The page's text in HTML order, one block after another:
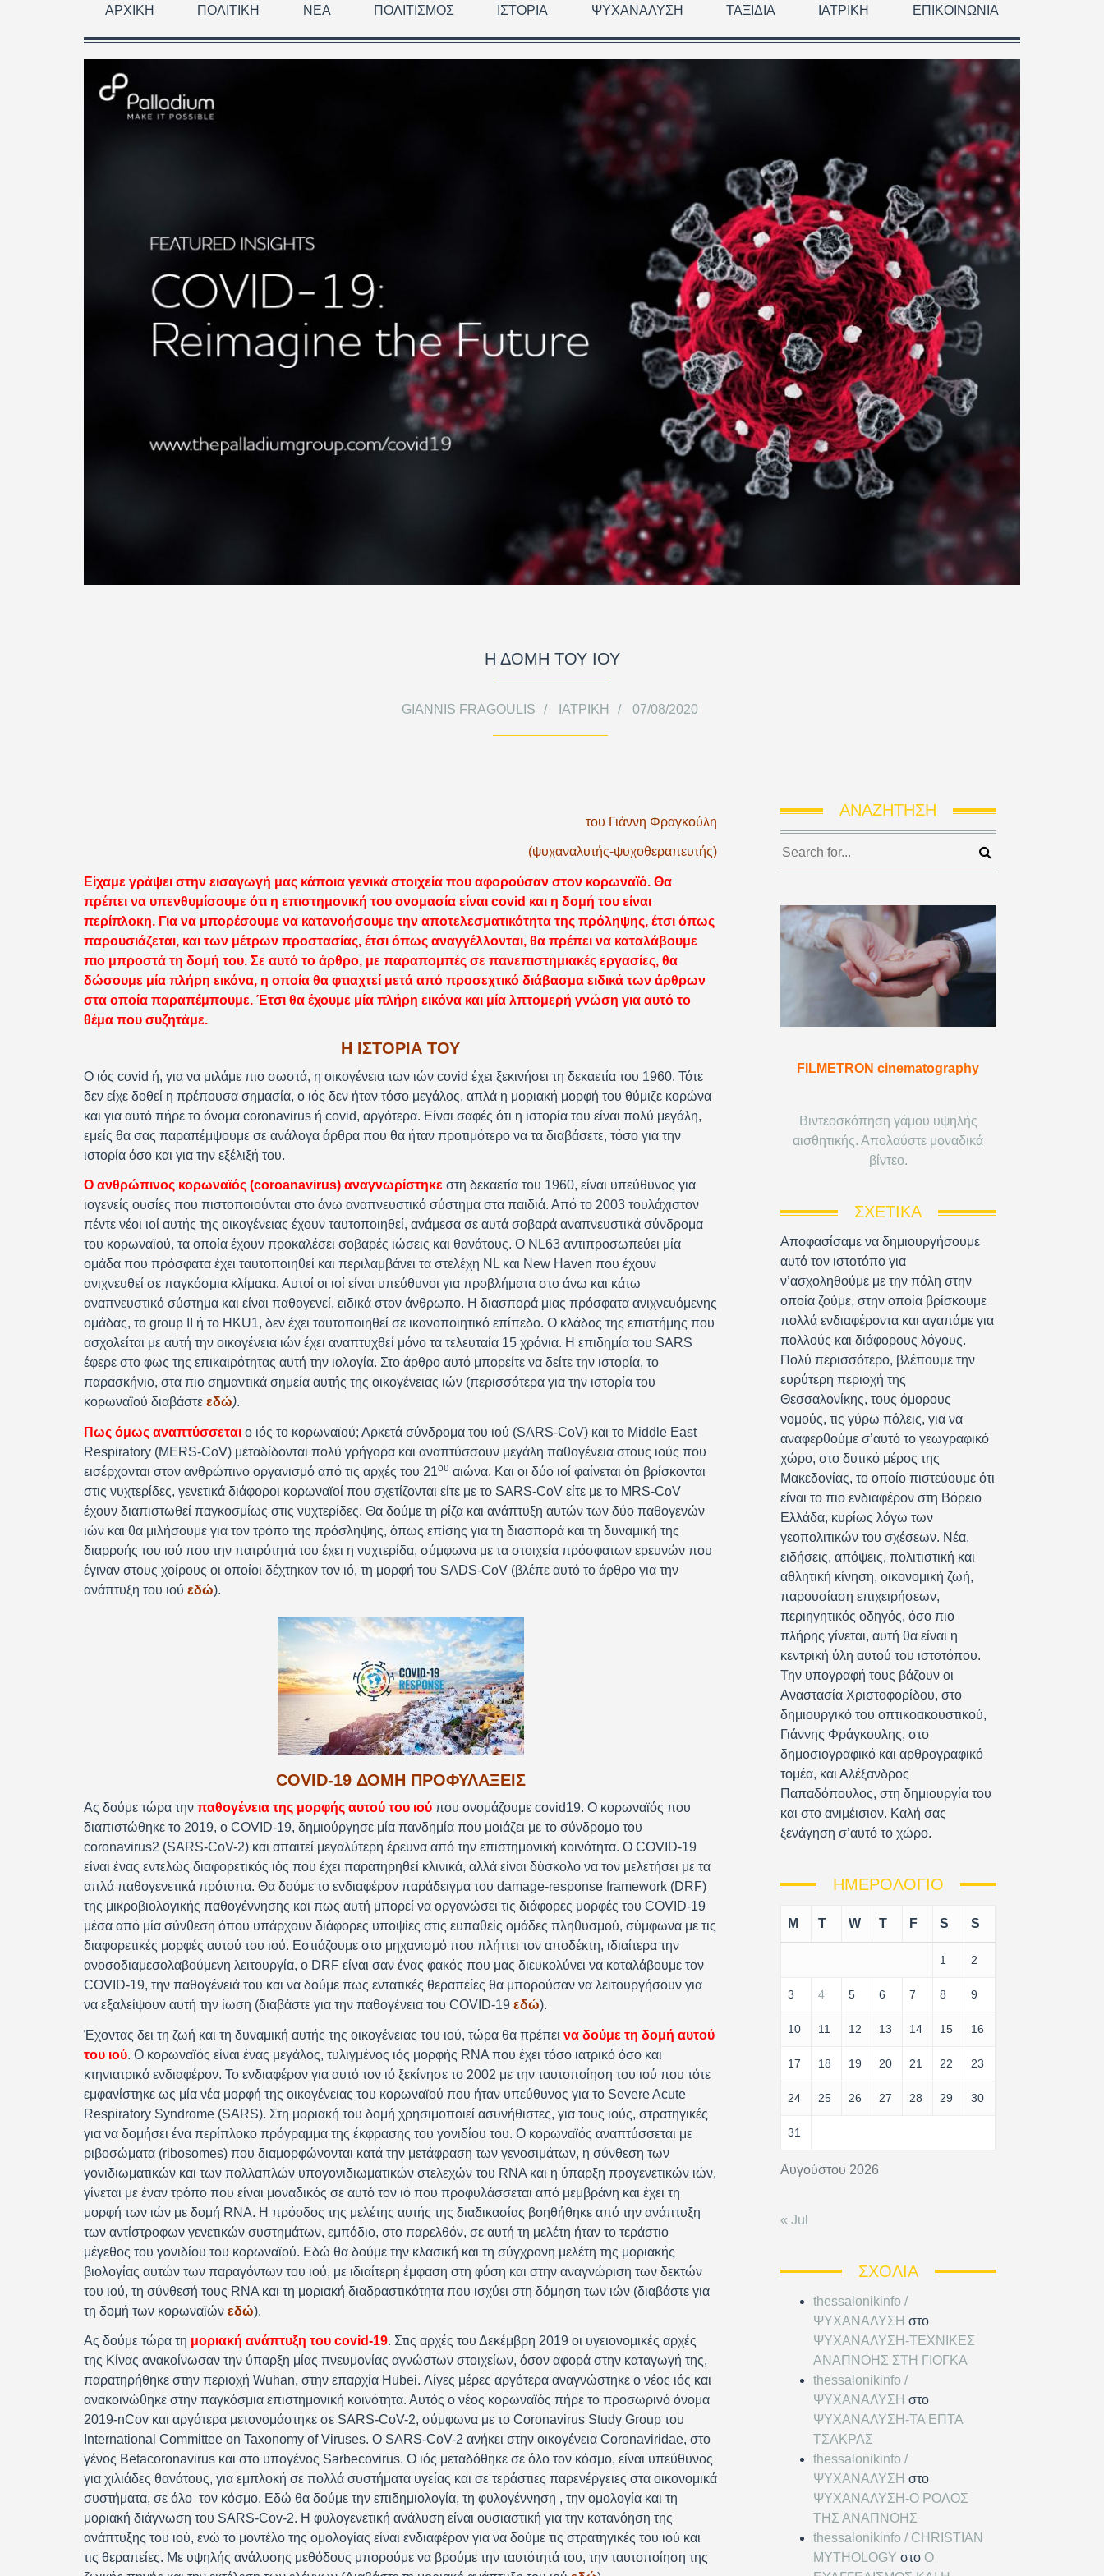
ΑΡΧΙΚΉ ΠΟΛΙΤΙΚΉ ΝΈΑ ΠΟΛΙΤΙΣΜΌΣ ΙΣΤΟΡΊΑ ΨΥΧΑΝΆΛΥΣΗ ΤΑΞΊΔΙΑ ΙΑΤΡΙΚΉ ΕΠΙΚΟΙΝΩΝΊΑ
Η ΔΟΜΗ ΤΟΥ ΙΟΥ
GIANNIS FRAGOULIS ΙΑΤΡΙΚΉ 07/08/2020
του Γιάννη Φραγκούλη
(ψυχαναλυτής-ψυχοθεραπευτής)
Είχαμε γράψει στην εισαγωγή μας κάποια γενικά στοιχεία που αφορούσαν στον κορωναϊό. Θα
πρέπει να υπενθυμίσουμε ότι η επιστημονική του ονομασία είναι covid και η δομή του είναι
περίπλοκη. Για να μπορέσουμε να κατανοήσουμε την αποτελεσματικότητα της πρόληψης, έτσι όπως
παρουσιάζεται, και των μέτρων προστασίας, έτσι όπως αναγγέλλονται, θα πρέπει να καταλάβουμε
πιο μπροστά τη δομή του. Σε αυτό το άρθρο, με παραπομπές σε πανεπιστημιακές εργασίες, θα
δώσουμε μία πλήρη εικόνα, η οποία θα φτιαχτεί μετά από προσεχτικό διάβασμα ειδικά των άρθρων
στα οποία παραπέμπουμε. Έτσι θα έχουμε μία πλήρη εικόνα και μία λπτομερή γνώση για αυτό το
θέμα που συζητάμε.
Η ΙΣΤΟΡΙΑ ΤΟΥ
Ο ιός covid ή, για να μιλάμε πιο σωστά, η οικογένεια των ιών covid έχει ξεκινήσει τη δεκαετία του 1960. Τότε
δεν είχε δοθεί η πρέπουσα σημασία, ο ιός δεν ήταν τόσο μεγάλος, απλά η μοριακή μορφή του θύμιζε κορώνα
και για αυτό πήρε το όνομα coronavirus ή covid, αργότερα. Είναι σαφές ότι η ιστορία του είναι πολύ μεγάλη,
εμείς θα σας παραπέμψουμε σε ανάλογα άρθρα που θα ήταν προτιμότερο να τα διαβάσετε, τόσο για την
ιστορία όσο και για την εξέλιξή του.
Ο ανθρώπινος κορωναϊός (coroanavirus) αναγνωρίστηκε στη δεκαετία του 1960, είναι υπεύθυνος για
ιογενείς ουσίες που πιστοποιούνται στο άνω αναπνευστικό σύστημα στα παιδιά. Από το 2003 τουλάχιστον
πέντε νέοι ιοί αυτής της οικογένειας έχουν ταυτοποιηθεί, ανάμεσα σε αυτά σοβαρά αναπνευστικά σύνδρομα
του κορωναϊού, τα οποία έχουν προκαλέσει σοβαρές ιώσεις και θανάτους. Ο NL63 αντιπροσωπεύει μία
ομάδα που πρόσφατα έχει ταυτοποιηθεί και περιλαμβάνει τα στελέχη NL και New Haven που έχουν
ανιχνευθεί σε παγκόσμια κλίμακα. Αυτοί οι ιοί είναι υπεύθυνοι για προβλήματα στο άνω και κάτω
αναπνευστικό σύστημα και είναι παθογενεί, ειδικά στον άνθρωπο. Η διασπορά μιας πρόσφατα ανιχνευόμενης
ομάδας, το group II ή το HKU1, δεν έχει ταυτοποιηθεί σε ικανοποιητικό επίπεδο. Ο κλάδος της επιστήμης που
ασχολείται με αυτή την οικογένεια ιών έχει αναπτυχθεί μόνο τα τελευταία 15 χρόνια. Η επιδημία του SARS
έφερε στο φως της επικαιρότητας αυτή την ιολογία. Στο άρθρο αυτό μπορείτε να δείτε την ιστορία, το
παρασκήνιο, στα πιο σημαντικά σημεία αυτής της οικογένειας ιών (περισσότερα για την ιστορία του
κορωναϊού διαβάστε εδώ).
Πως όμως αναπτύσσεται ο ιός το κορωναϊού; Αρκετά σύνδρομα του ιού (SARS-CoV) και το Middle East
Respiratory (MERS-CoV) μεταδίδονται πολύ γρήγορα και αναπτύσσουν μεγάλη παθογένεια στους ιούς που
εισέρχονται στον ανθρώπινο οργανισμό από τις αρχές του 21ου αιώνα. Και οι δύο ιοί φαίνεται ότι βρίσκονται
στις νυχτερίδες, γενετικά διάφοροι κορωναϊοί που σχετίζονται είτε με το SARS-CoV είτε με το MRS-CoV
έχουν διαπιστωθεί παγκοσμίως στις νυχτερίδες. Θα δούμε τη ρίζα και ανάπτυξη αυτών των δύο παθογενών
ιών και θα μιλήσουμε για τον τρόπο της πρόσληψης, όπως επίσης για τη διασπορά και τη δυναμική της
διαρροής του ιού που την πατρότητά του έχει η νυχτερίδα, σύμφωνα με τα στοιχεία πρόσφατων ερευνών που
έγιναν στους χοίρους οι οποίοι δέχτηκαν τον ιό, τη μορφή του SADS-CoV (βλέπε αυτό το άρθρο για την
ανάπτυξη του ιού εδώ).
COVID-19 ΔΟΜΗ ΠΡΟΦΥΛΑΞΕΙΣ
Ας δούμε τώρα την παθογένεια της μορφής αυτού του ιού που ονομάζουμε covid19. Ο κορωναϊός που
διαπιστώθηκε το 2019, ο COVID-19, δημιούργησε μία πανδημία που μοιάζει με το σύνδρομο του
coronavirus2 (SARS-CoV-2) και απαιτεί μεγαλύτερη έρευνα από την επιστημονική κοινότητα. Ο COVID-19
είναι ένας εντελώς διαφορετικός ιός που έχει παρατηρηθεί κλινικά, αλλά είναι δύσκολο να τον μελετήσει με τα
απλά παθογενετικά πρότυπα. Θα δούμε το ενδιαφέρον παράδειγμα του damage-response framework (DRF)
της μικροβιολογικής παθογέννησης και πως αυτή μπορεί να οργανώσει τις διάφορες μορφές του COVID-19
μέσα από μία σύνθεση όπου υπάρχουν διάφορες υποψίες στις ευπαθείς ομάδες πληθυσμού, σύμφωνα με τις
διαφορετικές μορφές αυτού του ιού. Εστιάζουμε στο μηχανισμό που πλήττει τον αποδέκτη, ιδιαίτερα την
ανοσοδιαμεσολαβούμενη λειτουργία, ο DRF είναι σαν ένας φακός που μας διευκολύνει να καταλάβουμε τον
COVID-19, την παθογένειά του και να δούμε πως εντατικές θεραπείες θα μπορούσαν να λειτουργήσουν για
να εξαλείψουν αυτή την ίωση (διαβάστε για την παθογένεια του COVID-19 εδώ).
Έχοντας δει τη ζωή και τη δυναμική αυτής της οικογένειας του ιού, τώρα θα πρέπει να δούμε τη δομή αυτού
του ιού. Ο κορωναϊός είναι ένας μεγάλος, τυλιγμένος ιός μορφής RNA που έχει τόσο ιατρικό όσο και
κτηνιατρικό ενδιαφέρον. Το ενδιαφέρον για αυτό τον ιό ξεκίνησε το 2002 με την ταυτοποίηση του ιού που τότε
εμφανίστηκε ως μία νέα μορφή της οικογένειας του κορωναϊού που ήταν υπεύθυνος για το Severe Acute
Respiratory Syndrome (SARS). Στη μοριακή του δομή χρησιμοποιεί ασυνήθιστες, για τους ιούς, στρατηγικές
για να δομήσει ένα περίπλοκο πρόγραμμα της έκφρασης του γονιδίου του. Ο κορωναϊός αναπτύσσεται με
ριβοσώματα (ribosomes) που διαμορφώνονται κατά την μετάφραση των γενοσιμάτων, η σύνθεση των
γονιδιωματικών και των πολλαπλών υπογονιδιωματικών στελεχών του RNA και η ύπαρξη προγενετικών ιών,
γίνεται με έναν τρόπο που είναι μοναδικός σε αυτό τον ιό που προφυλάσσεται από μεμβράνη και έχει τη
μορφή των ιών με δομή RNA. Η πρόοδος της μελέτης αυτής της διαδικασίας βοηθήθηκε από την ανάπτυξη
των αντίστροφων γενετικών συστημάτων, εμπόδιο, στο παρελθόν, σε αυτή τη μελέτη ήταν το τεράστιο
μέγεθος του γονιδίου του κορωναϊού. Εδώ θα δούμε την κλασική και τη σύγχρονη μελέτη της μοριακής
βιολογίας αυτών των παραγόντων του ιού, με ιδιαίτερη έμφαση στη φύση και στην αναγνώριση των δεκτών
του ιού, τη σύνθεσή τους RNA και τη μοριακή διαδραστικότητα που ισχύει στη δόμηση των ιών (διαβάστε για
τη δομή των κορωναϊών εδώ).
Ας δούμε τώρα τη μοριακή ανάπτυξη του covid-19. Στις αρχές του Δεκέμβρη 2019 οι υγειονομικές αρχές
της Κίνας ανακοίνωσαν την ύπαρξη μίας πνευμονίας αγνώστων στοιχείων, όσον αφορά στην καταγωγή της,
παρατηρήθηκε στην περιοχή Wuhan, στην επαρχία Hubei. Λίγες μέρες αργότερα αναγνώστηκε ο νέος ιός και
ανακοινώθηκε στην παγκόσμια επιστημονική κοινότητα. Αυτός ο νέος κορωναϊός πήρε το προσωρινό όνομα
2019-nCov και αργότερα μετονομάστηκε σε SARS-CoV-2, σύμφωνα με το Coronavirus Study Group του
International Committee on Taxonomy of Viruses. Ο SARS-CoV-2 ανήκει στην οικογένεια Coronaviridae, στο
γένος Betacoronavirus και στο υπογένος Sarbecovirus. Ο ιός μεταδόθηκε σε όλο τον κόσμο, είναι υπεύθυνος
για χιλιάδες θανάτους, για εμπλοκή σε πολλά συστήματα υγείας και σε τεράστιες παρενέργειες στα οικονομικά
συστήματα, σε όλο τον κόσμο. Εδώ θα δούμε την επιδημιολογία, τη φυλογέννηση , την ομολογία και τη
μοριακή διάγνωση του SARS-Cov-2. Η φυλογενετική ανάλυση είναι ουσιαστική για την κατανόηση της
ανάπτυξης του ιού, ενώ το μοντέλο της ομολογίας είναι ενδιαφέρον για να δούμε τις στρατηγικές του ιού και
τις θεραπείες. Με υψηλής ανάλυσης μεθόδους μπορούμε να βρούμε την ταυτότητά του, την ταυτοποίηση της
ΑΝΑΖΉΤΗΣΗ
FILMETRON cinematography
Βιντεοσκόπηση γάμου υψηλής
αισθητικής. Απολαύστε μοναδικά
βίντεο.
ΣΧΕΤΙΚΆ
Αποφασίσαμε να δημιουργήσουμε
αυτό τον ιστοτόπο για
ν’ασχοληθούμε με την πόλη στην
οποία ζούμε, στην οποία βρίσκουμε
πολλά ενδιαφέροντα και αγαπάμε για
πολλούς και διάφορους λόγους.
Πολύ περισσότερο, βλέπουμε την
ευρύτερη περιοχή της
Θεσσαλονίκης, τους όμορους
νομούς, τις γύρω πόλεις, για να
αναφερθούμε σ’αυτό το γεωγραφικό
χώρο, στο δυτικό μέρος της
Μακεδονίας, το οποίο πιστεύουμε ότι
είναι το πιο ενδιαφέρον στη Βόρειο
Ελλάδα, κυρίως λόγω των
γεοπολιτικών του σχέσεων. Νέα,
ειδήσεις, απόψεις, πολιτιστική και
αθλητική κίνηση, οικονομική ζωή,
παρουσίαση επιχειρήσεων,
περιηγητικός οδηγός, όσο πιο
πλήρης γίνεται, αυτή θα είναι η
κεντρική ύλη αυτού του ιστοτόπου.
Την υπογραφή τους βάζουν οι
Αναστασία Χριστοφορίδου, στο
δημιουργικό του οπτικοακουστικού,
Γιάννης Φράγκουλης, στο
δημοσιογραφικό και αρθρογραφικό
τομέα, και Αλέξανδρος
Παπαδόπουλος, στη δημιουργία του
και στο ανιμέισιον. Καλή σας
ξενάγηση σ’αυτό το χώρο.
ΗΜΕΡΟΛΌΓΙΟ
Αυγούστου 2026
M T W T F S S
1 2
3 4 5 6 7 8 9
10 11 12 13 14 15 16
17 18 19 20 21 22 23
24 25 26 27 28 29 30
31
« Jul
ΣΧΌΛΙΑ
thessalonikinfo /
ΨΥΧΑΝΑΛΥΣΗ στο
ΨΥΧΑΝΑΛΥΣΗ-ΤΕΧΝΙΚΕΣ
ΑΝΑΠΝΟΗΣ ΣΤΗ ΓΙΟΓΚΑ
thessalonikinfo /
ΨΥΧΑΝΑΛΥΣΗ στο
ΨΥΧΑΝΑΛΥΣΗ-ΤΑ ΕΠΤΑ
ΤΣΑΚΡΑΣ
thessalonikinfo /
ΨΥΧΑΝΑΛΥΣΗ στο
ΨΥΧΑΝΑΛΥΣΗ-Ο ΡΟΛΟΣ
ΤΗΣ ΑΝΑΠΝΟΗΣ
thessalonikinfo / CHRISTIAN
MYTHOLOGY στο Ο